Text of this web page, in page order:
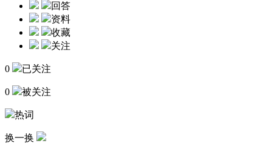
回答
资料
收藏
关注
0 已关注
0 被关注
热词
换一换